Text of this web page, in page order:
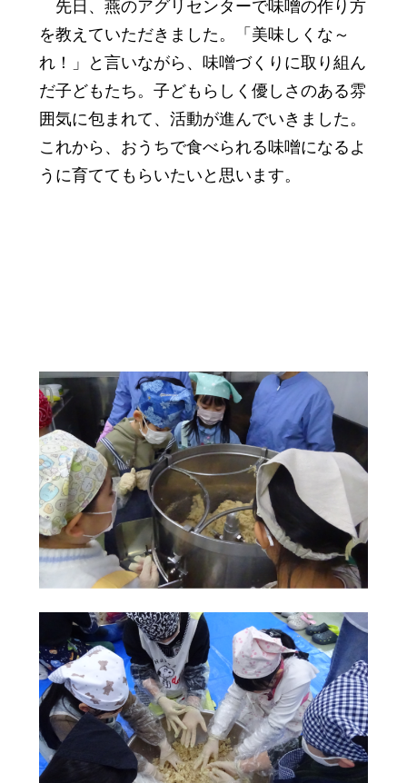
先日、燕のアグリセンターで味噌の作り方
を教えていただきました。「美味しくな～
れ！」と言いながら、味噌づくりに取り組ん
だ子どもたち。子どもらしく優しさのある雰
囲気に包まれて、活動が進んでいきました。
これから、おうちで食べられる味噌になるよ
うに育ててもらいたいと思います。